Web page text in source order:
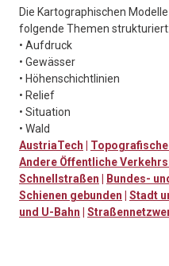
Die Kartographischen
folgende Themen strukturiert:
• Aufdruck
• Gewässer
• Höhenschichtlinien
• Relief
• Situation
• Wald
AustriaTech
Andere Öffentliche
Schnellstraßen
Bundes-
Schienen gebunden
Stadt
und U-Bahn